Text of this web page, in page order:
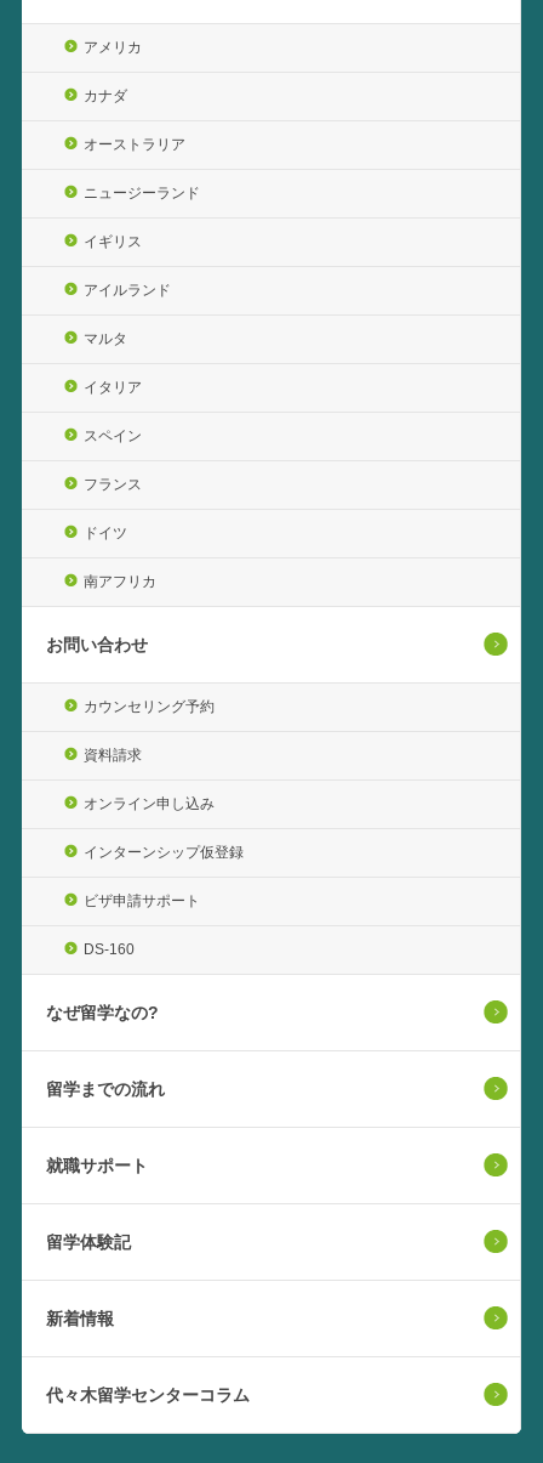
アメリカ
カナダ
オーストラリア
ニュージーランド
イギリス
アイルランド
マルタ
イタリア
スペイン
フランス
ドイツ
南アフリカ
お問い合わせ
カウンセリング予約
資料請求
オンライン申し込み
インターンシップ仮登録
ビザ申請サポート
DS-160
なぜ留学なの?
留学までの流れ
就職サポート
留学体験記
新着情報
代々木留学センターコラム